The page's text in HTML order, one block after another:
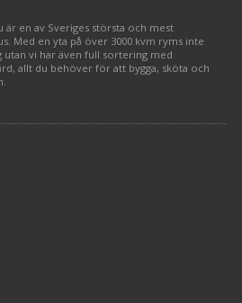
är en av Sveriges största och mest
Med en yta på över 3000 kvm ryms inte
utan vi har även full sortering med
allt du behöver för att bygga, sköta och